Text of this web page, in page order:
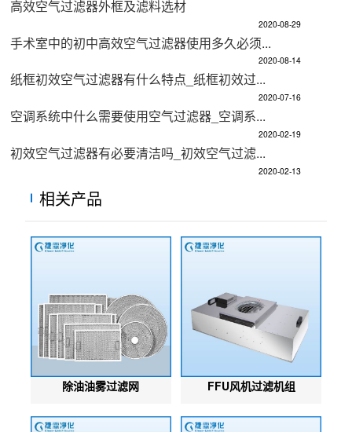
高效空气过滤器外框及滤料选材
2020-08-29
手术室中的初中高效空气过滤器使用多久必须...
2020-08-14
纸框初效空气过滤器有什么特点_纸框初效过...
2020-07-16
空调系统中什么需要使用空气过滤器_空调系...
2020-02-19
初效空气过滤器有必要清洁吗_初效空气过滤...
2020-02-13
相关产品
除油油雾过滤网 FFU风机过滤机组